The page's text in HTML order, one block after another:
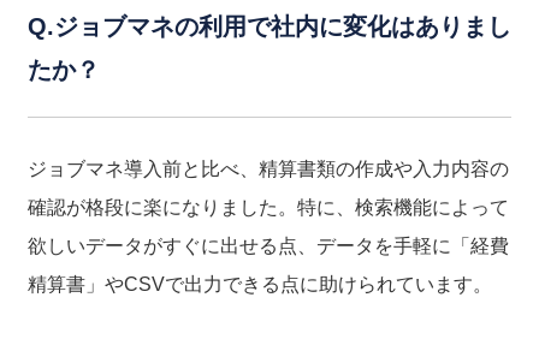
Q.ジョブマネの利用で社内に変化はありまし
たか？
ジョブマネ導入前と比べ、精算書類の作成や入力内容の
確認が格段に楽になりました。特に、検索機能によって
欲しいデータがすぐに出せる点、データを手軽に「経費
精算書」やCSVで出力できる点に助けられています。